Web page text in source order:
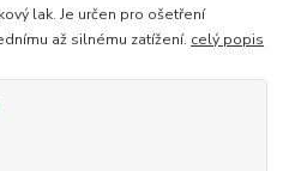
lak. Je určen pro ošetření
až silnému zatížení. celý popis